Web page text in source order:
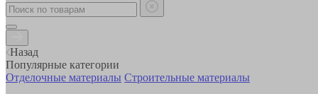
Назад
Популярные категории
Отделочные материалы Строительные материалы